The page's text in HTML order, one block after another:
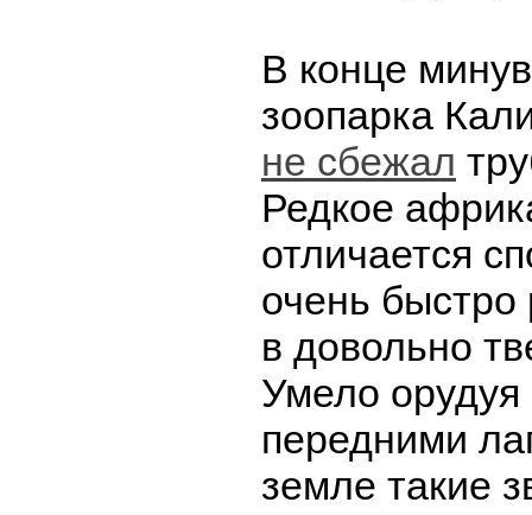
В конце
зоопарка
не сбежал
Редкое
отличается
очень
в довольно
Умело
передними
земле такие